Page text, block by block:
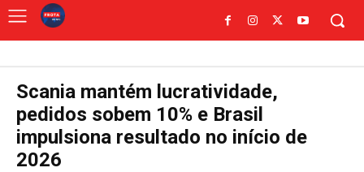
Scania mantém lucratividade,
pedidos sobem 10% e Brasil
impulsiona resultado no início de
2026